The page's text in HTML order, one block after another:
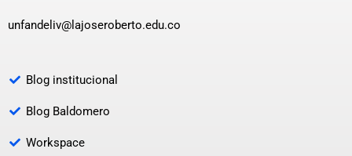
unfandeliv@lajoseroberto.edu.co
Blog institucional
Blog Baldomero
Workspace